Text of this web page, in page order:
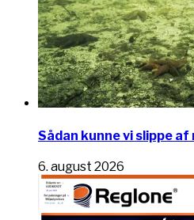
Sådan kunne vi slippe
6. august 2026